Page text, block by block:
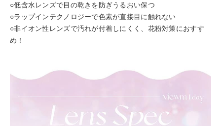
○低含水レンズで目の乾きを防ぎうるおい保つ
○ラップインテクノロジーで色素が直接目に触れない
○非イオン性レンズで汚れが付着しにくく、花粉対策におすす
め！